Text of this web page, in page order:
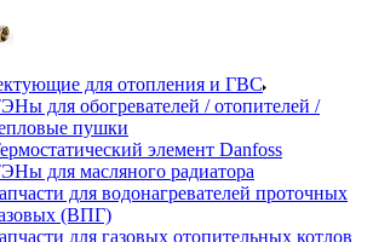
для отопления и ГВС
для обогревателей / отопителей /
пушки
элемент Danfoss
для масляного радиатора
для водонагревателей проточных
(ВПГ)
для газовых отопительных котлов